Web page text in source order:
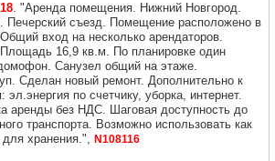
. "Аренда помещения. Нижний Новгород.
Печерский съезд. Помещение расположено в
вход на несколько арендаторов.
Площадь 16,9 кв.м. По планировке один
Санузел общий на этаже.
Сделан новый ремонт. Дополнительно к
по счетчику, уборка, интернет.
аренды без НДС. Шаговая доступность до
транспорта. Возможно использовать как
хранения.", N108116